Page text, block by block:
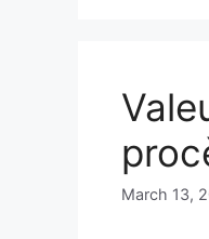
March 13,